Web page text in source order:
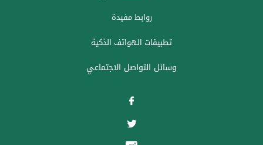
روابط مفيدة
تطبيقات الهواتف الذكية
وسائل التواصل الاجتماعي